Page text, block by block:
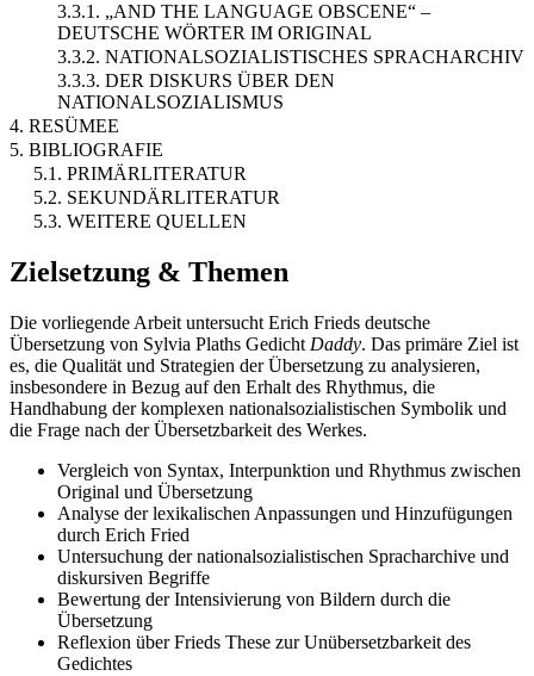
3.3.1. „AND THE LANGUAGE OBSCENE“ –
DEUTSCHE WÖRTER IM ORIGINAL
3.3.2. NATIONALSOZIALISTISCHES SPRACHARCHIV
3.3.3. DER DISKURS ÜBER DEN
NATIONALSOZIALISMUS
4. RESÜMEE
5. BIBLIOGRAFIE
5.1. PRIMÄRLITERATUR
5.2. SEKUNDÄRLITERATUR
5.3. WEITERE QUELLEN
Zielsetzung & Themen
Die vorliegende Arbeit untersucht Erich Frieds deutsche
Übersetzung von Sylvia Plaths Gedicht Daddy. Das primäre Ziel ist
es, die Qualität und Strategien der Übersetzung zu analysieren,
insbesondere in Bezug auf den Erhalt des Rhythmus, die
Handhabung der komplexen nationalsozialistischen Symbolik und
die Frage nach der Übersetzbarkeit des Werkes.
Vergleich von Syntax, Interpunktion und Rhythmus zwischen
Original und Übersetzung
Analyse der lexikalischen Anpassungen und Hinzufügungen
durch Erich Fried
Untersuchung der nationalsozialistischen Spracharchive und
diskursiven Begriffe
Bewertung der Intensivierung von Bildern durch die
Übersetzung
Reflexion über Frieds These zur Unübersetzbarkeit des
Gedichtes